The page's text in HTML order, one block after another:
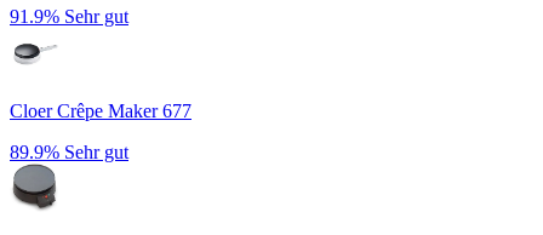
91.9% Sehr gut
Cloer Crêpe Maker 677
89.9% Sehr gut